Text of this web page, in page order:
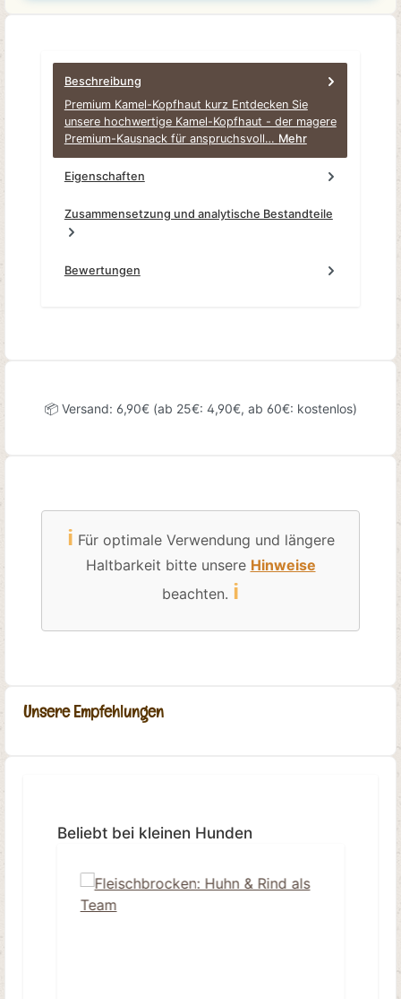
Beschreibung
Premium Kamel-Kopfhaut kurz Entdecken Sie
unsere hochwertige Kamel-Kopfhaut - der magere
Premium-Kausnack für anspruchsvoll… Mehr
Eigenschaften
Zusammensetzung und analytische Bestandteile
Bewertungen
📦 Versand: 6,90€ (ab 25€: 4,90€, ab 60€: kostenlos)
ℹ️ Für optimale Verwendung und längere
Haltbarkeit bitte unsere Hinweise
beachten. ℹ️
Unsere Empfehlungen
Produktgalerie überspringen
Beliebt bei kleinen Hunden